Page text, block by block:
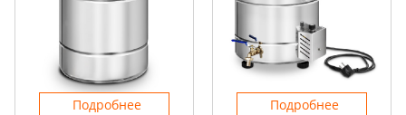
Подробнее Подробнее